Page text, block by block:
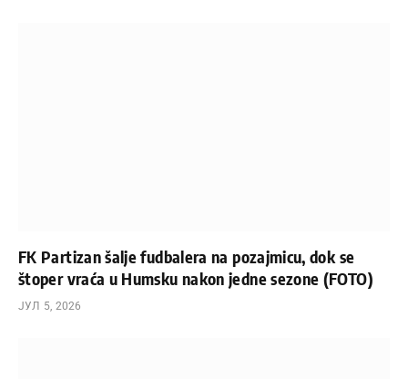
FK Partizan šalje fudbalera na pozajmicu, dok se
štoper vraća u Humsku nakon jedne sezone (FOTO)
ЈУЛ 5, 2026